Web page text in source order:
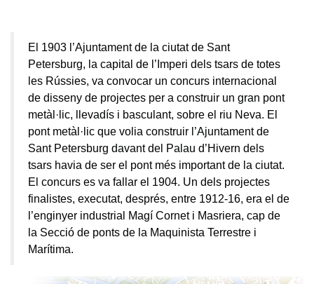
El 1903 l’Ajuntament de la ciutat de Sant
Petersburg, la capital de l’Imperi dels tsars de totes
les Rússies, va convocar un concurs internacional
de disseny de projectes per a construir un gran pont
metàl·lic, llevadís i basculant, sobre el riu Neva. El
pont metàl·lic que volia construir l’Ajuntament de
Sant Petersburg davant del Palau d’Hivern dels
tsars havia de ser el pont més important de la ciutat.
El concurs es va fallar el 1904. Un dels projectes
finalistes, executat, després, entre 1912-16, era el de
l’enginyer industrial Magí Cornet i Masriera, cap de
la Secció de ponts de la Maquinista Terrestre i
Marítima.